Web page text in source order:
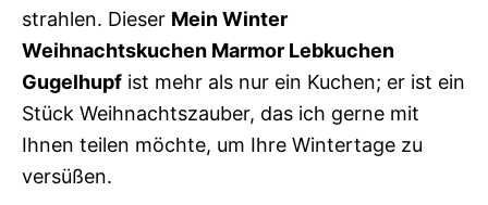
strahlen. Dieser Mein Winter
Weihnachtskuchen Marmor Lebkuchen
Gugelhupf ist mehr als nur ein Kuchen; er ist ein
Stück Weihnachtszauber, das ich gerne mit
Ihnen teilen möchte, um Ihre Wintertage zu
versüßen.